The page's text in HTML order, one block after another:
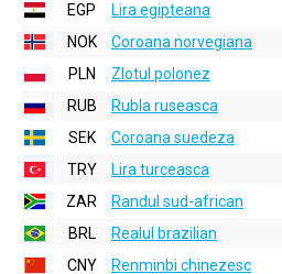
EGP
Lira egipteana
NOK
Coroana norvegiana
PLN
Zlotul polonez
RUB
Rubla ruseasca
SEK
Coroana suedeza
TRY
Lira turceasca
ZAR
Randul sud-african
BRL
Realul brazilian
CNY
Renminbi chinezesc